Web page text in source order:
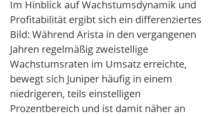
Im Hinblick auf Wachstumsdynamik und
Profitabilität ergibt sich ein differenziertes
Bild: Während Arista in den vergangenen
Jahren regelmäßig zweistellige
Wachstumsraten im Umsatz erreichte,
bewegt sich Juniper häufig in einem
niedrigeren, teils einstelligen
Prozentbereich und ist damit näher an